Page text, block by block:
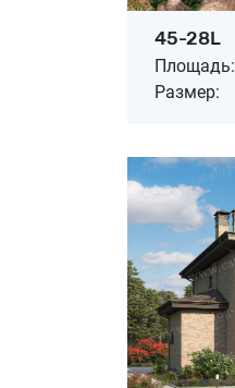
45-28L
Площадь:
Размер: